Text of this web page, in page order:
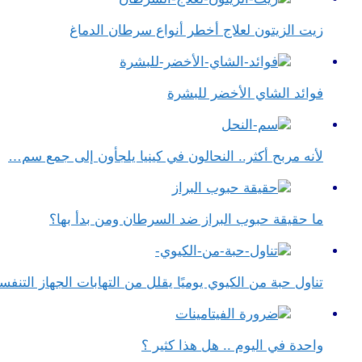
زيت الزيتون لعلاج أخطر أنواع سرطان الدماغ
فوائد الشاي الأخضر للبشرة
لأنه مربح أكثر.. النحالون في كينيا يلجأون إلى جمع سم…
ما حقيقة حبوب البراز ضد السرطان ومن بدأ بها؟
تناول حبة من الكيوي يوميًا يقلل من التهابات الجهاز
واحدة في اليوم .. هل هذا كثير ؟